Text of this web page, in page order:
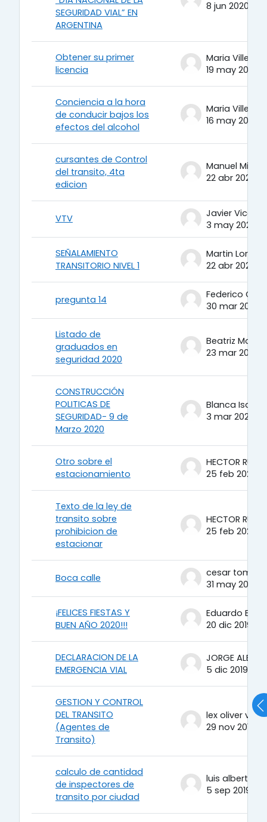
SEGURIDAD VIAL” EN
ARGENTINA
8 jun 2020
Obtener su primer
licencia
Maria Villegas
19 may 2020
Conciencia a la hora
de conducir bajos los
efectos del alcohol
Maria Villegas
16 may 2020
cursantes de Control
del transito, 4ta
edicion
22 abr 2020
VTV
3 may 2020
SEÑALAMIENTO
TRANSITORIO NIVEL 1
Martin
22 abr 2020
pregunta 14
Federico Caliz
30 mar 2020
Listado de
graduados en
seguridad 2020
23 mar 2020
CONSTRUCCIÓN
POLITICAS DE
SEGURIDAD- 9 de
Marzo 2020
3 mar 2020
Otro sobre el
estacionamiento
25 feb 2020
Texto de la ley de
transito sobre
prohibicion de
estacionar
25 feb 2020
Boca calle
31 may 2019
¡FELICES FIESTAS Y
BUEN AÑO 2020!!!
Eduardo
20 dic 2019
DECLARACION DE LA
EMERGENCIA VIAL
5 dic 2019
GESTION Y CONTROL
DEL TRANSITO
(Agentes de
Transito)
29 nov 2019
calculo de cantidad
de inspectores de
transito por ciudad
5 sep 2019